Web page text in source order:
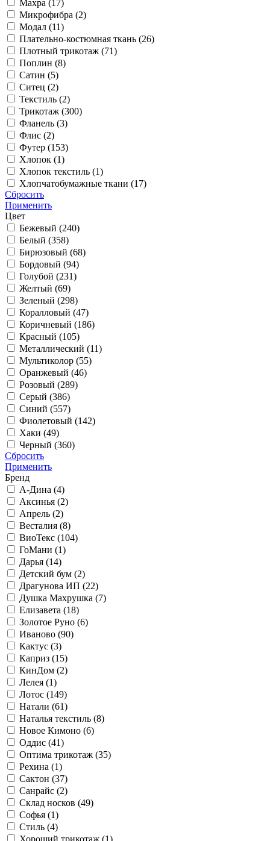
Махра (17)
Микрофибра (2)
Модал (11)
Плательно-костюмная ткань (26)
Плотный трикотаж (71)
Поплин (8)
Сатин (5)
Ситец (2)
Текстиль (2)
Трикотаж (300)
Фланель (3)
Флис (2)
Футер (153)
Хлопок (1)
Хлопок текстиль (1)
Хлопчатобумажные ткани (17)
Сбросить
Применить
Цвет
Бежевый (240)
Белый (358)
Бирюзовый (68)
Бордовый (94)
Голубой (231)
Желтый (69)
Зеленый (298)
Коралловый (47)
Коричневый (186)
Красный (105)
Металлический (11)
Мультиколор (55)
Оранжевый (46)
Розовый (289)
Серый (386)
Синий (557)
Фиолетовый (142)
Хаки (49)
Черный (360)
Сбросить
Применить
Бренд
А-Дина (4)
Аксинья (2)
Апрель (2)
Весталия (8)
ВиоТекс (104)
ГоМани (1)
Дарья (14)
Детский бум (2)
Драгунова ИП (22)
Душка Махрушка (7)
Елизавета (18)
Золотое Руно (6)
Иваново (90)
Кактус (3)
Каприз (15)
КинДом (2)
Лелея (1)
Лотос (149)
Натали (61)
Наталья текстиль (8)
Новое Кимоно (6)
Оддис (41)
Оптима трикотаж (35)
Рехина (1)
Сактон (37)
Санрайс (2)
Склад носков (49)
Софья (1)
Стиль (4)